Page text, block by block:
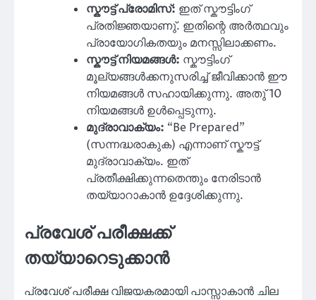
സ്കൗട്ട് പ്രോമിസ്: ഇത് സ്കൗട്ടിംഗ്
പ്രതിജ്ഞയാണു്. ഇതിന്റെ അർത്ഥവും
പ്രായോഗികതയും മനസ്സിലാക്കണം.
സ്കൗട്ട് നിയമങ്ങൾ: സ്കൗട്ടിംഗ്
മൂല്യങ്ങൾക്കനുസരിച്ച് ജീവിക്കാൻ ഈ
നിയമങ്ങൾ സഹായിക്കുന്നു. അതു് 10
നിയമങ്ങൾ ഉൾപ്പെടുന്നു.
മുദ്രാവാക്യം: “Be Prepared”
(സന്നദ്ധരാകുക) എന്നാണ് സ്കൗട്ട്
മുദ്രാവാക്യം. ഇത്
പ്രതീക്ഷിക്കുന്നതെന്തും നേരിടാൻ
തയ്യാറാകാൻ ഉദ്ദേശിക്കുന്നു.
പ്രവേശ് പരീക്ഷക്ക്
തയ്യാറെടുക്കാൻ
പ്രവേശ് പരീക്ഷ വിജയകരമായി പാസ്സാകാൻ ചില